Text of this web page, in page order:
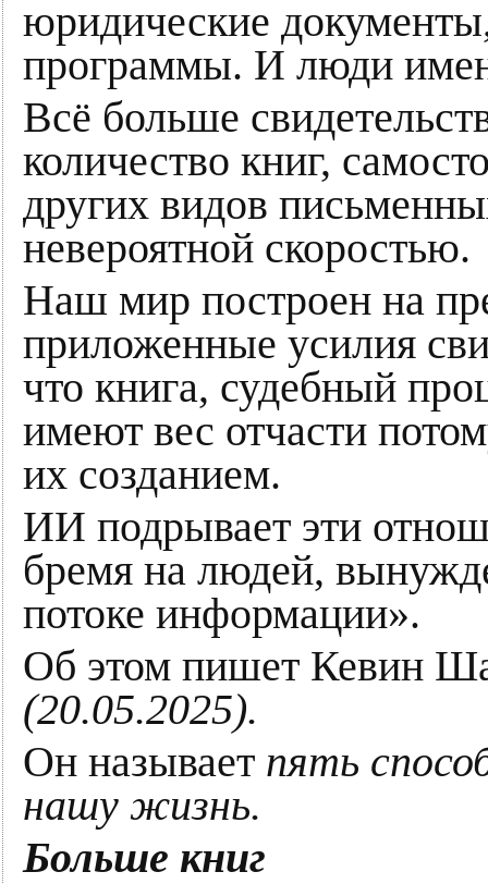
юридические
программы. И люди
Всё больше
количество книг,
других видов
невероятной скоростью.
Наш мир построен на
приложенные усилия
что книга, судебный
имеют вес отчасти
их созданием.
ИИ подрывает эти
бремя на людей,
потоке информации».
Об этом пишет Кевин
(20.05.2025).
Он называет пять
нашу жизнь.
Больше книг